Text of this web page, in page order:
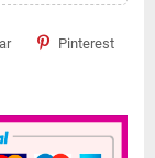
Pinterest